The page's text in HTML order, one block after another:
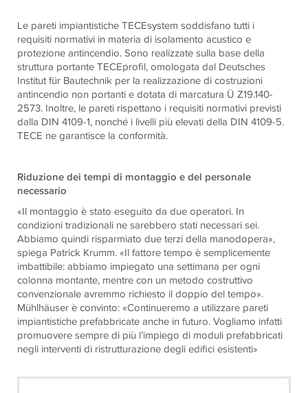
Le pareti impiantistiche TECEsystem soddisfano tutti i
requisiti normativi in materia di isolamento acustico e
protezione antincendio. Sono realizzate sulla base della
struttura portante TECEprofil, omologata dal Deutsches
Institut für Bautechnik per la realizzazione di costruzioni
antincendio non portanti e dotata di marcatura Ü Z19.140-
2573. Inoltre, le pareti rispettano i requisiti normativi previsti
dalla DIN 4109-1, nonché i livelli più elevati della DIN 4109-5.
TECE ne garantisce la conformità.
Riduzione dei tempi di montaggio e del personale
necessario
«Il montaggio è stato eseguito da due operatori. In
condizioni tradizionali ne sarebbero stati necessari sei.
Abbiamo quindi risparmiato due terzi della manodopera»,
spiega Patrick Krumm. «Il fattore tempo è semplicemente
imbattibile: abbiamo impiegato una settimana per ogni
colonna montante, mentre con un metodo costruttivo
convenzionale avremmo richiesto il doppio del tempo».
Mühlhäuser è convinto: «Continueremo a utilizzare pareti
impiantistiche prefabbricate anche in futuro. Vogliamo infatti
promuovere sempre di più l’impiego di moduli prefabbricati
negli interventi di ristrutturazione degli edifici esistenti»